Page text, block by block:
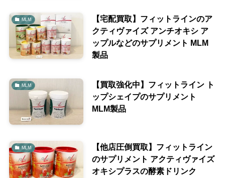
MLM
【宅配買取】フィットラインのア
クティヴァイズ アンチオキシ ア
ップルなどのサプリメント MLM
製品
MLM
【買取強化中】フィットライン ト
ップシェイプのサプリメント
MLM製品
MLM
【他店圧倒買取】フィットライン
のサプリメント アクティヴァイズ
オキシプラスの酵素ドリンク